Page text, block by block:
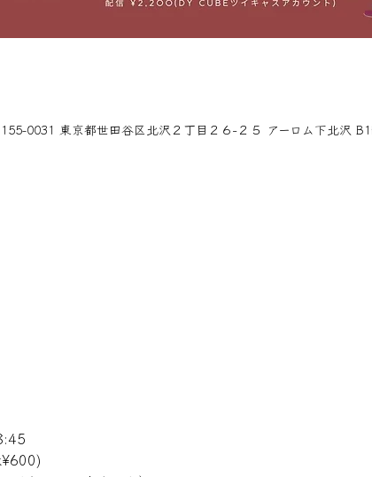
0031 東京都世田谷区北沢２丁目２６−２５ アーロム下北沢